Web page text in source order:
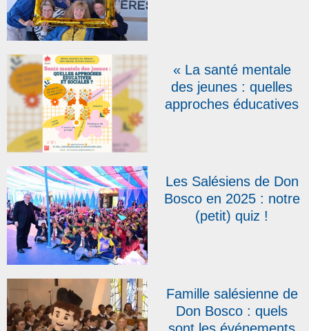
Coopérateurs fêtés en
Belgique
« La santé mentale
des jeunes : quelles
approches éducatives
Action Sociale
Les Salésiens de Don
Bosco en 2025 : notre
(petit) quiz !
Famille salésienne de
Don Bosco : quels